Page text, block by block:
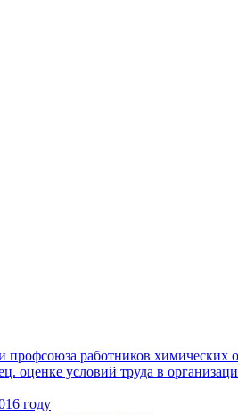
профсоюза работников
оценке условий труда в
году